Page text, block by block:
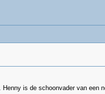
is de schoonvader van een